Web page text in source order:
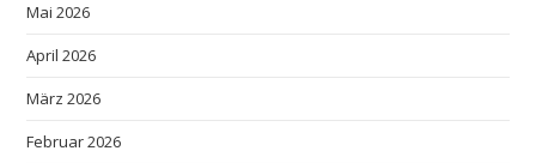
Mai 2026
April 2026
März 2026
Februar 2026